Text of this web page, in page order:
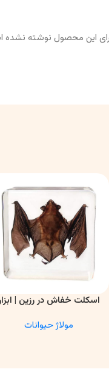
این محصول نوشته نشده
اطلاعات بیشتر
اسکلت خفاش در رزین |
مولاژ حیوانات